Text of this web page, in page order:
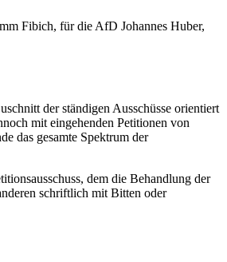
Fibich, für die AfD Johannes Huber,
der ständigen Ausschüsse orientiert
mit eingehenden Petitionen von
das gesamte Spektrum der
dem die Behandlung der
schriftlich mit Bitten oder